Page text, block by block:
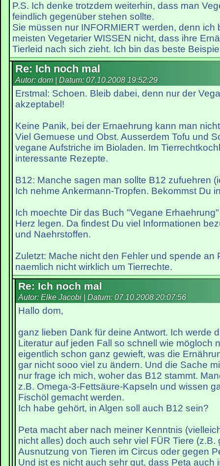
P.S. Ich denke trotzdem weiterhin, dass man
feindlich gegenüber stehen sollte.
Sie müssen nur INFORMIERT werden, denn ich
meisten Vegetarier WISSEN nicht, dass ihre
Tierleid nach sich zieht. Ich bin das beste
Re: Ich noch mal
Autor: dom | Datum: 07.10.2008 19:52:29
Erstmal: Schoen. Bleib dabei, denn nur der
akzeptabel!
Keine Panik, bei der Ernaehrung kann man
Viel Gemuese und Obst. Ausserdem Tofu und
vegane Aufstriche im Bioladen. Im
interessante Rezepte.
B12: Manche sagen man sollte B12 zufuehren
Ich nehme Ankermann-Tropfen. Bekommst Du
Ich moechte Dir das Buch "Vegane
Herz legen. Da findest Du viel Informationen
und Naehrstoffen.
Zuletzt: Mache nicht den Fehler und spende an
naemlich nicht wirklich um Tierrechte.
Re: Ich noch mal
Autor: Elke Jacobi | Datum: 07.10.2008 20:07:56
Hallo dom,
ganz lieben Dank für deine Antwort. Ich werde
Literatur auf jeden Fall so schnell wie mögloch
eigentlich schon ganz gewieft, was die
gar nicht sooo viel zu ändern. Und die Sache
nur frage ich mich, woher das B12 stammt.
z.B. Omega-3-Fettsäure-Kapseln und wissen
Fischöl gemacht werden.
Ich habe gehört, in Algen soll auch B12 sein?
Peta macht aber nach meiner Kenntnis
nicht alles) doch auch sehr viel FÜR Tiere (z.B.
Ausnutzung von Tieren im Circus oder gegen
Und ist es nicht auch sehr gut, dass Peta auch